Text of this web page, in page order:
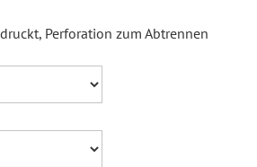
, Perforation zum Abtrennen